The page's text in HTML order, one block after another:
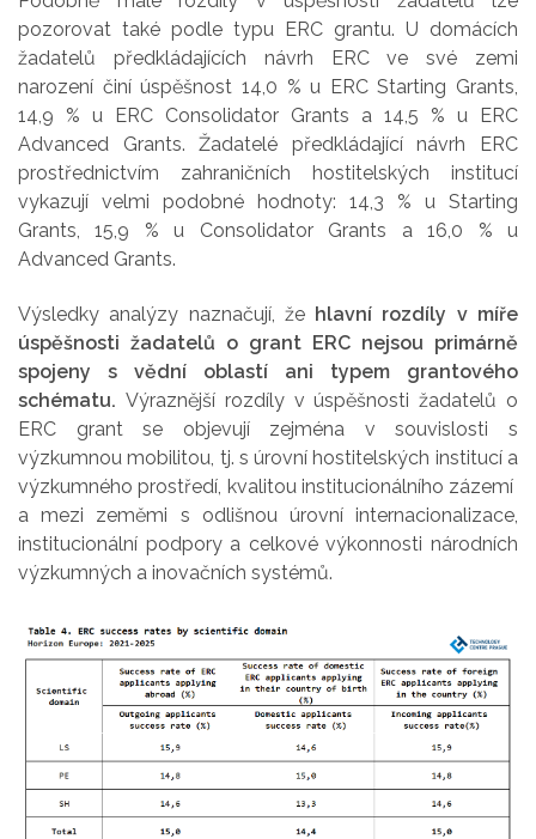
pozorovat také podle typu ERC grantu. U domácích
žadatelů předkládajících návrh ERC ve své zemi
narození činí úspěšnost 14,0 % u ERC Starting Grants,
14,9 % u ERC Consolidator Grants a 14,5 % u ERC
Advanced Grants. Žadatelé předkládající návrh ERC
prostřednictvím zahraničních hostitelských institucí
vykazují velmi podobné hodnoty: 14,3 % u Starting
Grants, 15,9 % u Consolidator Grants a 16,0 % u
Advanced Grants.
Výsledky analýzy naznačují, že hlavní rozdíly v míře
úspěšnosti žadatelů o grant ERC nejsou primárně
spojeny s vědní oblastí ani typem grantového
schématu. Výraznější rozdíly v úspěšnosti žadatelů o
ERC grant se objevují zejména v souvislosti s
výzkumnou mobilitou, tj. s úrovní hostitelských institucí a
výzkumného prostředí, kvalitou institucionálního zázemí
a mezi zeměmi s odlišnou úrovní internacionalizace,
institucionální podpory a celkové výkonnosti národních
výzkumných a inovačních systémů.